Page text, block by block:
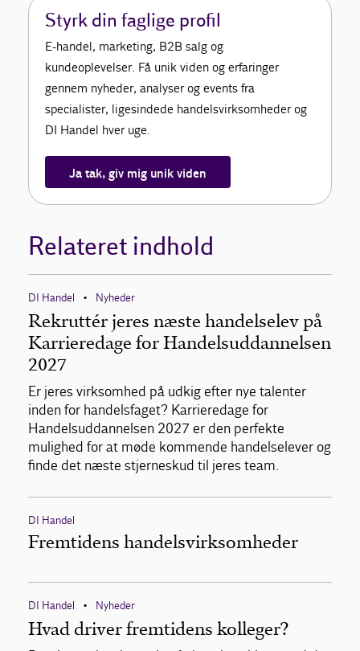
Styrk din faglige profil
E-handel, marketing, B2B salg og
kundeoplevelser. Få unik viden og erfaringer
gennem nyheder, analyser og events fra
specialister, ligesindede handelsvirksomheder og
DI Handel hver uge.
Ja tak, giv mig unik viden
Relateret indhold
DI Handel • Nyheder
Rekruttér jeres næste handelselev på
Karrieredage for Handelsuddannelsen
2027
Er jeres virksomhed på udkig efter nye talenter
inden for handelsfaget? Karrieredage for
Handelsuddannelsen 2027 er den perfekte
mulighed for at møde kommende handelselever og
finde det næste stjerneskud til jeres team.
DI Handel
Fremtidens handelsvirksomheder
DI Handel • Nyheder
Hvad driver fremtidens kolleger?